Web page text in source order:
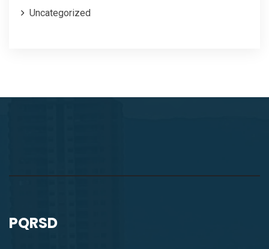
Uncategorized
PQRSD